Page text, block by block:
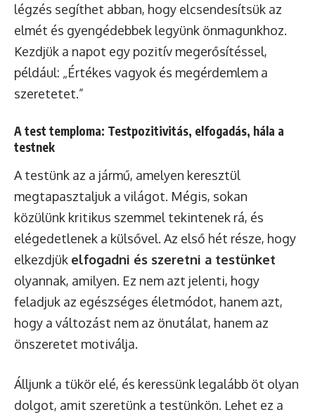
légzés segíthet abban, hogy elcsendesítsük az
elmét és gyengédebbek legyünk önmagunkhoz.
Kezdjük a napot egy pozitív megerősítéssel,
például: „Értékes vagyok és megérdemlem a
szeretetet.”
A test temploma: Testpozitivitás, elfogadás, hála a
testnek
A testünk az a jármű, amelyen keresztül
megtapasztaljuk a világot. Mégis, sokan
közülünk kritikus szemmel tekintenek rá, és
elégedetlenek a külsővel. Az első hét része, hogy
elkezdjük elfogadni és szeretni a testünket
olyannak, amilyen. Ez nem azt jelenti, hogy
feladjuk az egészséges életmódot, hanem azt,
hogy a változást nem az önutálat, hanem az
önszeretet motiválja.
Álljunk a tükör elé, és keressünk legalább öt olyan
dolgot, amit szeretünk a testünkön. Lehet ez a